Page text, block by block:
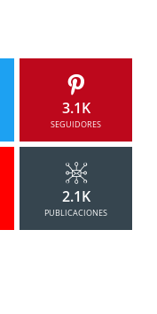
3.1K
SEGUIDORES
2.1K
PUBLICACIONES